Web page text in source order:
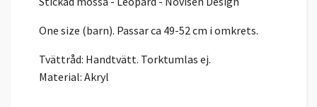
One size (barn). Passar ca 49-52 cm i omkrets.
Tvättråd: Handtvätt. Torktumlas ej.
Material: Akryl